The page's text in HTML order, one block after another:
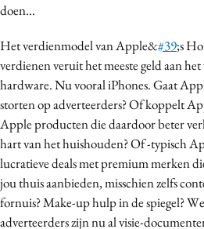
Reputatie & crisis
doen...
Het verdienmodel van Apple&#39;s
verdienen veruit het meeste geld aan
hardware. Nu vooral iPhones. Gaat
storten op adverteerders? Of koppelt
Apple producten die daardoor beter
hart van het huishouden? Of -typisch
lucratieve deals met premium merken
jou thuis aanbieden, misschien zelfs
fornuis? Make-up hulp in de spiegel?
adverteerders zijn nu al visie-